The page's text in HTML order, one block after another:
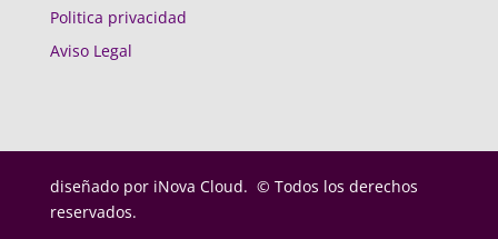
Politica privacidad
Aviso Legal
diseñado por iNova Cloud. © Todos los derechos
reservados.